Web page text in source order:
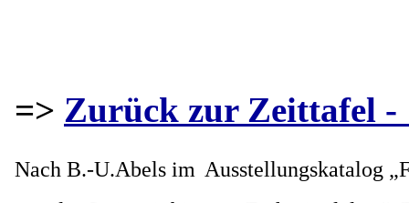
=> Zurück zur Zeittafel -
Nach B.-U.Abels im Ausstellungskatalog